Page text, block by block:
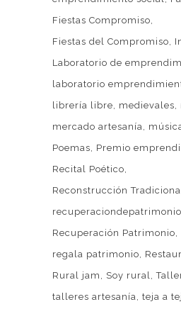
Fiestas Compromiso
Fiestas del Compromiso
Laboratorio de
laboratorio
librería libre
medievales
mercado artesanía
Poemas
Premio
Recital Poético
Reconstrucción
recuperaciondepatrimonio
Recuperación Patrimonio
regala patrimonio
Rural jam
Soy rural
talleres artesanía teja a